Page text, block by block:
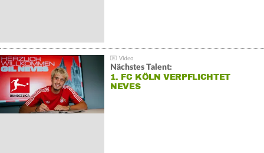
Nächstes Talent:
1. FC KÖLN VERPFLICHTET
NEVES